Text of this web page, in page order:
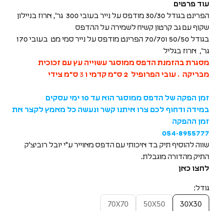
עוד פרטים
הפרינט בגודל 30/30 מודפס על נייר בעובי 300 גר', ארוז בניילון
שקוף עם גב קרטון קשיח לשמירה על ההדפס
בגודל 50/50 ו70/70 הפרינט מודפס על נייר סמי מט בעובי 170
גר', ארוז בגליל
מסגרת בהזמנת הדפס ממוסגר עשוייה עץ עם זכוכית
מבריקה . עובי הפרופיל 2 ס"מ
קדמי ו 3 ס"מ צידי
זמן הפקה של הדפס ממוסגר הוא עד 10 ימי עסקים
במידה ודחוף לכם צרו איתנו קשר ונעשה כל מאמץ לקצר את
זמן ההפקה
054-8955777
שווה להוסיף תיק בד איכותי עם הדפס מאוייר ע"י יובל רוביצ'ק
התיק מהדורה מוגבלת.
לחצו כאן
גודל:
30X30
50X50
70X70